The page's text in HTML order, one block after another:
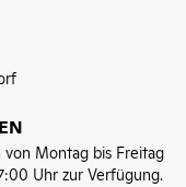
Montag bis Freitag
Uhr zur Verfügung.